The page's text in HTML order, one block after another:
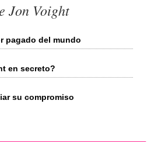
Jon Voight
pagado del mundo
en secreto?
su compromiso